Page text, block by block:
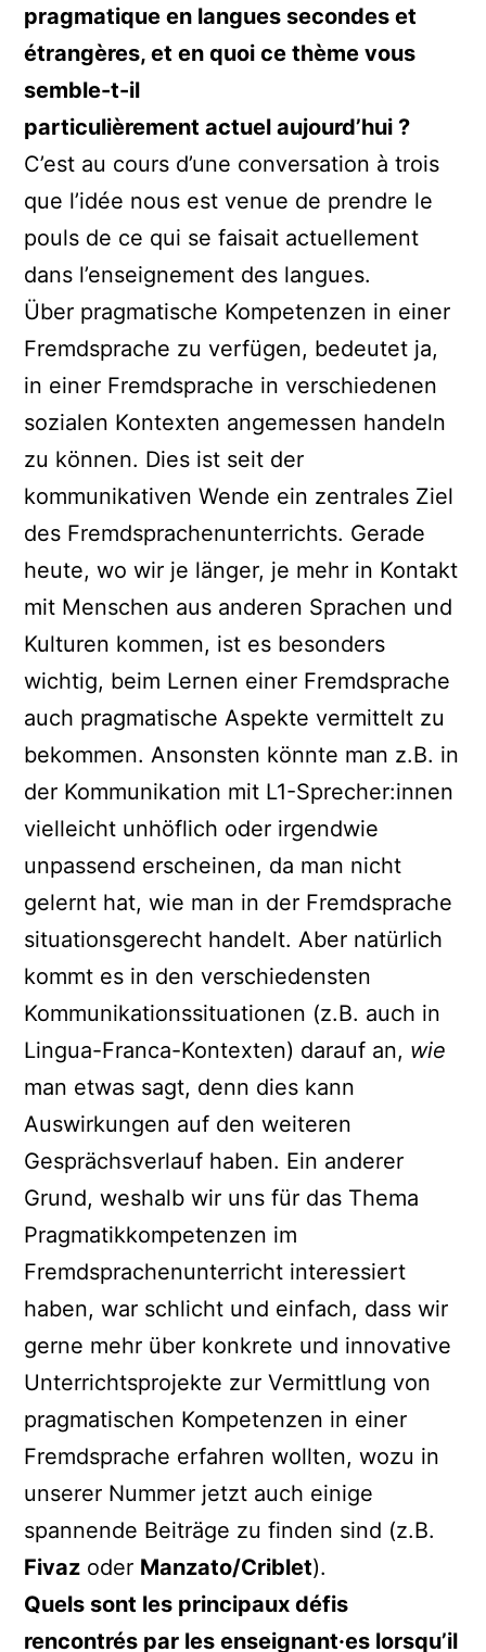
pragmatique en langues secondes et
étrangères, et en quoi ce thème vous
semble-t-il
particulièrement actuel aujourd’hui ?
C’est au cours d’une conversation à trois
que l’idée nous est venue de prendre le
pouls de ce qui se faisait actuellement
dans l’enseignement des langues.
Über pragmatische Kompetenzen in einer
Fremdsprache zu verfügen, bedeutet ja,
in einer Fremdsprache in verschiedenen
sozialen Kontexten angemessen handeln
zu können. Dies ist seit der
kommunikativen Wende ein zentrales Ziel
des Fremdsprachenunterrichts. Gerade
heute, wo wir je länger, je mehr in Kontakt
mit Menschen aus anderen Sprachen und
Kulturen kommen, ist es besonders
wichtig, beim Lernen einer Fremdsprache
auch pragmatische Aspekte vermittelt zu
bekommen. Ansonsten könnte man z.B. in
der Kommunikation mit L1-Sprecher:innen
vielleicht unhöflich oder irgendwie
unpassend erscheinen, da man nicht
gelernt hat, wie man in der Fremdsprache
situationsgerecht handelt. Aber natürlich
kommt es in den verschiedensten
Kommunikationssituationen (z.B. auch in
Lingua-Franca-Kontexten) darauf an, wie
man etwas sagt, denn dies kann
Auswirkungen auf den weiteren
Gesprächsverlauf haben. Ein anderer
Grund, weshalb wir uns für das Thema
Pragmatikkompetenzen im
Fremdsprachenunterricht interessiert
haben, war schlicht und einfach, dass wir
gerne mehr über konkrete und innovative
Unterrichtsprojekte zur Vermittlung von
pragmatischen Kompetenzen in einer
Fremdsprache erfahren wollten, wozu in
unserer Nummer jetzt auch einige
spannende Beiträge zu finden sind (z.B.
Fivaz oder Manzato/Criblet).
Quels sont les principaux défis
rencontrés par les enseignant·es lorsqu’il